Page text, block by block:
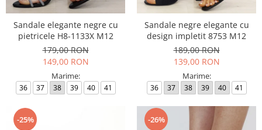
Sandale elegante negre cu
pietricele H8-1133X M12
179,00 RON
149,00 RON
Marime:
36 37 38 39 40 41
Sandale negre elegante cu
design impletit 8753 M12
189,00 RON
139,00 RON
Marime:
36 37 38 39 40 41
-25% -26%